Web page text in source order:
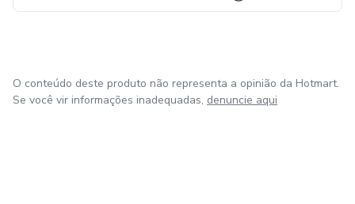
O conteúdo deste produto não representa a opinião da Hotmart.
Se você vir informações inadequadas, denuncie aqui